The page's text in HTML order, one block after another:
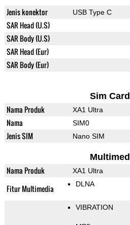
Jenis konektor USB Type C
SAR Head (U.S)
SAR Body (U.S)
SAR Head (Eur)
SAR Body (Eur)
Sim
Nama Produk XA1 Ultra
Nama SIM0
Jenis SIM Nano SIM
Nama Produk XA1 Ultra
Fitur Multimedia DLNA
VIBRATION